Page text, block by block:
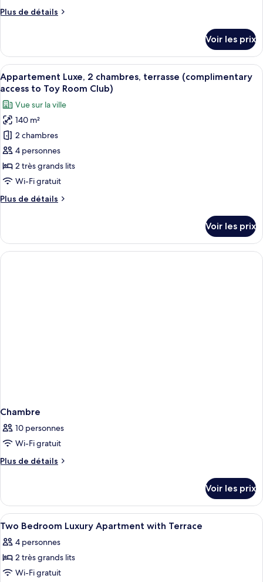
Room
Triple
vue
ville
(complimentary
access
to
Toy
Room
Club)
Plus de détails
Plus
le
type
de
chambre
Triple
Supérieure,
balcon,
vue
ville
access
to
Room
Voir les prix
Afficher
toutes
les
photos
pour
ce
type
de
chambre :
Luxe,
terrasse
(complimentary
Appartement Luxe, 2 chambres,
4
Appartement Luxe, 2 chambres, terrasse (complimentary
access to Toy Room Club)
Vue sur la ville
140 m²
2 chambres
4 personnes
2 très grands lits
Wi-Fi gratuit
Plus de détails
Plus
le
type
de
Voir les prix
Chambre
10 personnes
Wi-Fi gratuit
Plus de détails
Plus
le
type
de
Chambre
Voir les prix
Afficher
toutes
les
photos
pour
Coin séjour | Télévision à écran plat
6
Two Bedroom Luxury Apartment with Terrace
4 personnes
2 très grands lits
Wi-Fi gratuit